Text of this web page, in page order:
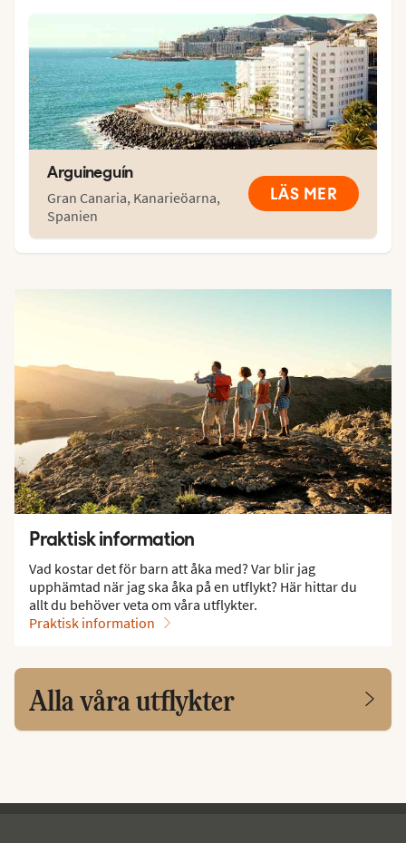
Arguineguín
Gran Canaria, Kanarieöarna,
Spanien
LÄS MER
Praktisk information
Vad kostar det för barn att åka med? Var blir jag
upphämtad när jag ska åka på en utflykt? Här hittar du
allt du behöver veta om våra utflykter.
Praktisk information
Alla våra utflykter